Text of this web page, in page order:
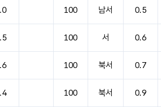
100 남서 0.5
100 서 0.6
100 북서 0.7
100 북서 0.9